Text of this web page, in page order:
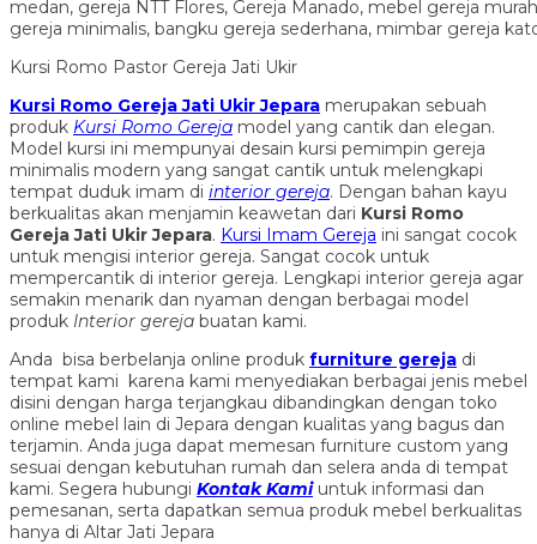
Kursi Romo Pastor Gereja Jati Ukir
Kursi Romo Gereja Jati Ukir Jepara merupakan sebuah
produk Kursi Romo Gereja model yang cantik dan elegan.
Model kursi ini mempunyai desain kursi pemimpin gereja
minimalis modern yang sangat cantik untuk melengkapi
tempat duduk imam di interior gereja. Dengan bahan kayu
berkualitas akan menjamin keawetan dari Kursi Romo
Gereja Jati Ukir Jepara. Kursi Imam Gereja ini sangat cocok
untuk mengisi interior gereja. Sangat cocok untuk
mempercantik di interior gereja. Lengkapi interior gereja agar
semakin menarik dan nyaman dengan berbagai model
produk Interior gereja buatan kami.
Anda bisa berbelanja online produk furniture gereja di
tempat kami karena kami menyediakan berbagai jenis mebel
disini dengan harga terjangkau dibandingkan dengan toko
online mebel lain di Jepara dengan kualitas yang bagus dan
terjamin. Anda juga dapat memesan furniture custom yang
sesuai dengan kebutuhan rumah dan selera anda di tempat
kami. Segera hubungi Kontak Kamiuntuk informasi dan
pemesanan, serta dapatkan semua produk mebel berkualitas
hanya di Altar Jati Jepara